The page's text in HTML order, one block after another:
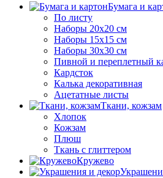
Бумага и
По листу
Наборы 20х20 см
Наборы 15х15 см
Наборы 30х30 см
Пивной и переплетный
Кардсток
Калька декоративная
Ацетатные листы
Ткани, кожзам
Хлопок
Кожзам
Плюш
Ткань с глиттером
Кружево